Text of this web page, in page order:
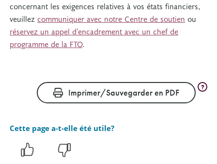
concernant les exigences relatives à vos états financiers,
veuillez communiquer avec notre Centre de soutien ou
réservez un appel d’encadrement avec un chef de
programme de la FTO.
Imprimer/Sauvegarder en PDF ?
Cette page a-t-elle été utile?